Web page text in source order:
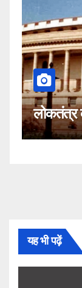
नहीं!
यह भी पढ़ें